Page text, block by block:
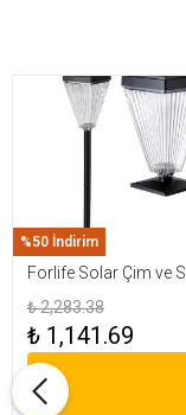
%50 İndirim
Forlife Solar Çim ve
Armatür 15W FL-3283
₺ 2,283.38
₺ 1,141.69